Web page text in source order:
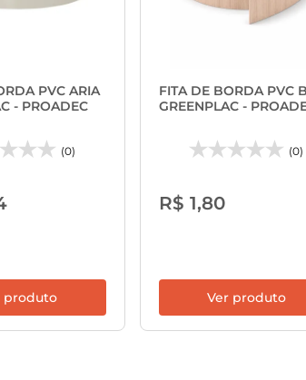
PVC ARIA
- PROADEC
(0)
produto
FITA DE BORDA PVC
GREENPLAC -
(0)
R$ 1,80
Ver produto